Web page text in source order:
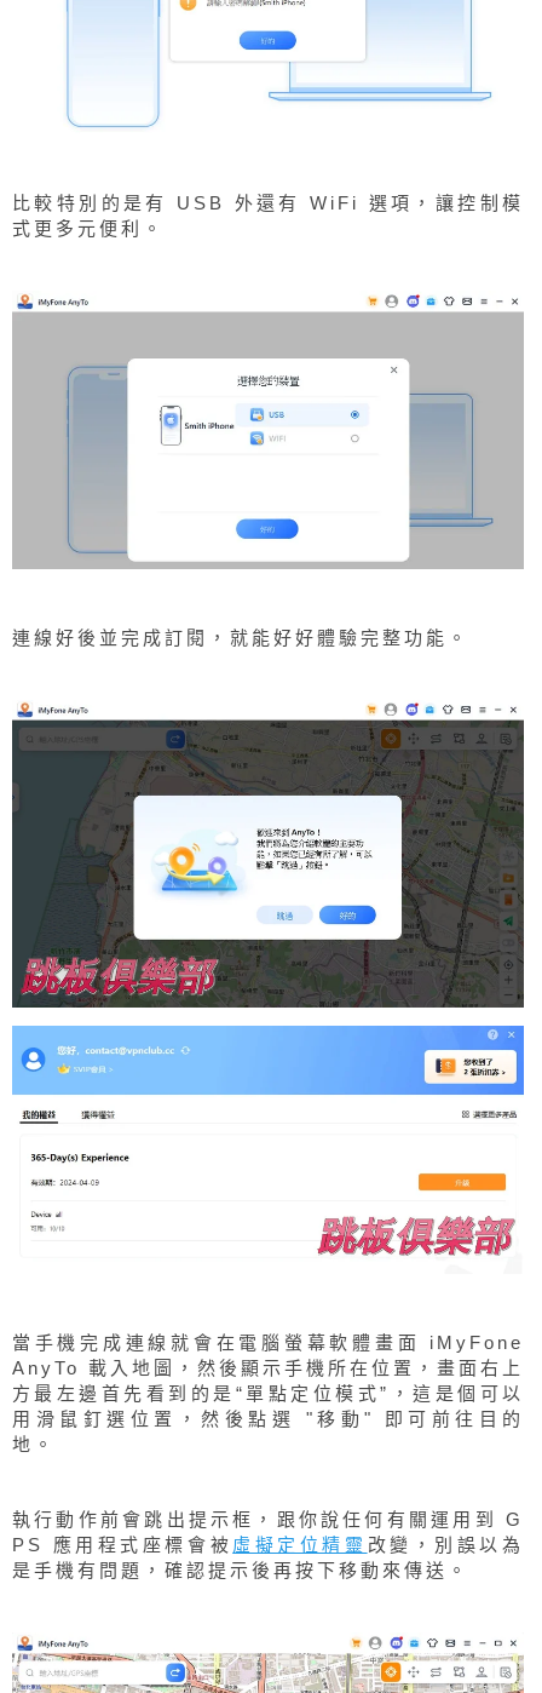
比較特別的是有 USB 外還有 WiFi 選項，讓控制模
式更多元便利。
連線好後並完成訂閱，就能好好體驗完整功能。
當手機完成連線就會在電腦螢幕軟體畫面 iMyFone
AnyTo 載入地圖，然後顯示手機所在位置，畫面右上
方最左邊首先看到的是“單點定位模式”，這是個可以
用滑鼠釘選位置，然後點選 "移動" 即可前往目的
地。
執行動作前會跳出提示框，跟你說任何有關運用到 G
PS 應用程式座標會被 虛擬定位精靈 改變，別誤以為
是手機有問題，確認提示後再按下移動來傳送。